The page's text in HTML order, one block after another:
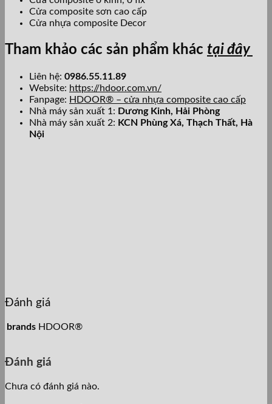
Cửa composite sơn cao cấp
Cửa nhựa composite Decor
Tham khảo các sản phẩm khác tại đây
Liên hệ: 0986.55.11.89
Website: https://hdoor.com.vn/
Fanpage: HDOOR® – cửa nhựa composite cao cấp
Nhà máy sản xuất 1: Dương Kinh, Hải Phòng
Nhà máy sản xuất 2: KCN Phùng Xá, Thạch Thất, Hà
Nội
Đánh giá
brands HDOOR®
Đánh giá
Chưa có đánh giá nào.